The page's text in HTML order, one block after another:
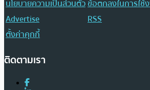
นโยบายความเป็นส่วนตัวข้อตกลงในการใช้
Advertise
RSS
ตั้งค่าคุกกี้
ติดตามเรา